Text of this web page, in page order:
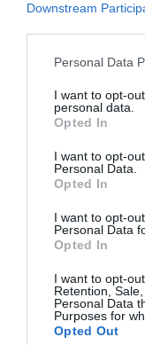
Downstream
Personal Data
I want to opt-
personal data.
Opted In
I want to opt-
Personal Data.
Opted In
I want to opt-
Personal Data
Opted In
I want to opt-
Retention,
Personal Data
Purposes for
Opted Out
Jorge Cardona
reconocimiento
con los derechos de
tenemos la
adolescentes
respetadas sus
sean ciudadanos de
programa que hace
sea muy diferente a
años». A lo que ha
es una manera de
participativa, porque